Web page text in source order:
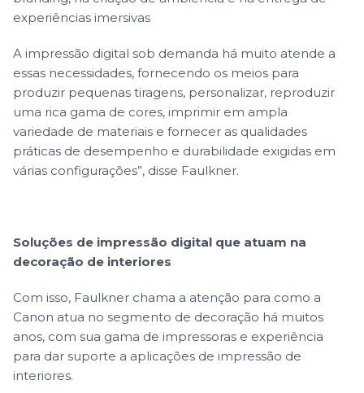
experiências imersivas
A impressão digital sob demanda há muito atende a
essas necessidades, fornecendo os meios para
produzir pequenas tiragens, personalizar, reproduzir
uma rica gama de cores, imprimir em ampla
variedade de materiais e fornecer as qualidades
práticas de desempenho e durabilidade exigidas em
várias configurações”, disse Faulkner.
Soluções de impressão digital que atuam na
decoração de interiores
Com isso, Faulkner chama a atenção para como a
Canon atua no segmento de decoração há muitos
anos, com sua gama de impressoras e experiência
para dar suporte a aplicações de impressão de
interiores.